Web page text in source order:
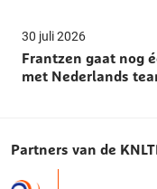
30 juli 2026
Frantzen gaat nog
met Nederlands
Partners van de